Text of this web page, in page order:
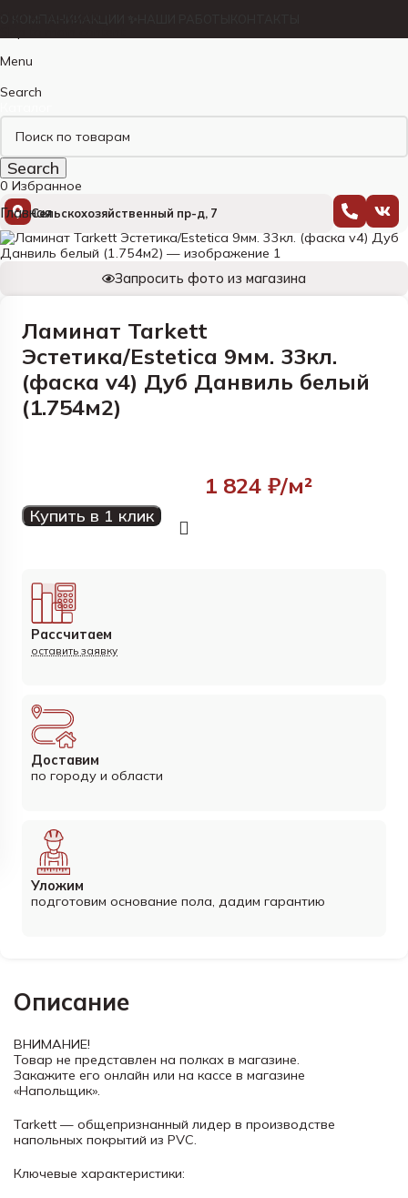
Menu
Search
Search
0 Избранное
Сельскохозяйственный пр-д, 7
Главная
Запросить фото из магазина
Ламинат Tarkett
Эстетика/Estetica 9мм. 33кл.
(фаска v4) Дуб Данвиль белый
(1.754м2)
1 824 ₽/м²
Купить в 1 клик
Рассчитаем
оставить заявку
Доставим
по городу и области
Уложим
подготовим основание пола, дадим гарантию
Описание
ВНИМАНИЕ!
Товар не представлен на полках в магазине.
Закажите его онлайн или на кассе в магазине
«Напольщик».
Tarkett — общепризнанный лидер в производстве
напольных покрытий из PVC.
Ключевые характеристики: